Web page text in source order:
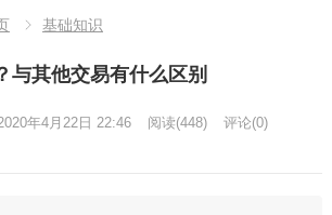
基础知识
与其他交易有什么区别
年4月22日 22:46 阅读(448) 评论(0)